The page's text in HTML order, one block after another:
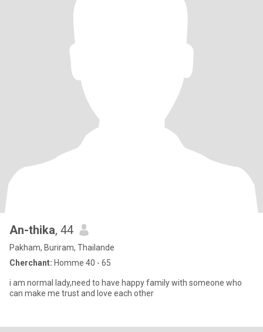
An-thika, 44
Pakham, Buriram, Thailande
Cherchant: Homme 40 - 65
i am normal lady,need to have happy family with someone who
can make me trust and love each other